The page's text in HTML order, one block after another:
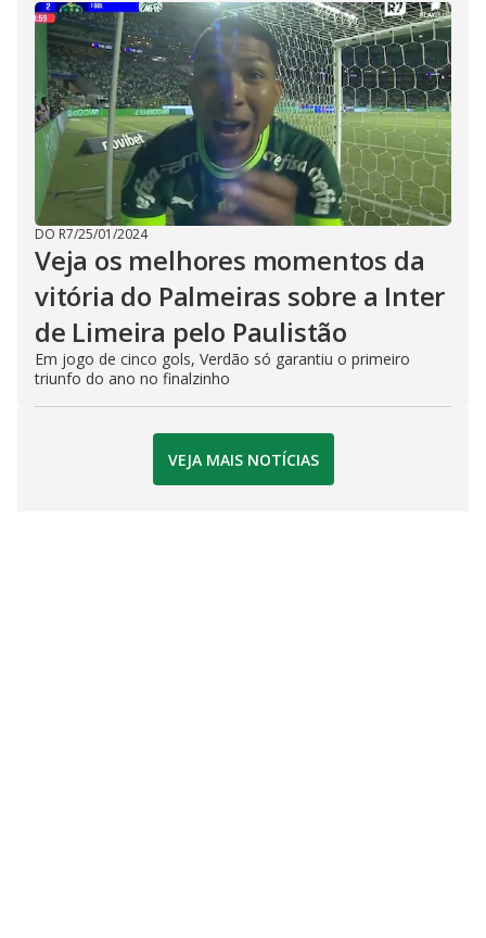
DO R7/25/01/2024
Veja os melhores momentos da
vitória do Palmeiras sobre a Inter
de Limeira pelo Paulistão
Em jogo de cinco gols, Verdão só garantiu o primeiro
triunfo do ano no finalzinho
VEJA MAIS NOTÍCIAS